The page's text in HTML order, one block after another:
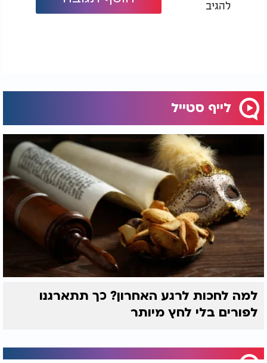
להגיב
לייף סטייל
למה לחכות לרגע האחרון? כך תתארגנו
לפורים בלי לחץ מיותר